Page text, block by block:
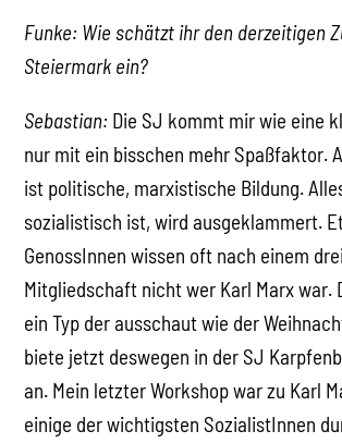
Funke: Wie schätzt ihr den derzeitigen
Steiermark ein?
Sebastian: Die SJ kommt mir wie eine
nur mit ein bisschen mehr Spaßfaktor.
ist politische, marxistische Bildung.
sozialistisch ist, wird ausgeklammert.
GenossInnen wissen oft nach einem
Mitgliedschaft nicht wer Karl Marx war.
ein Typ der ausschaut wie der
biete jetzt deswegen in der SJ
an. Mein letzter Workshop war zu Karl
einige der wichtigsten SozialistInnen